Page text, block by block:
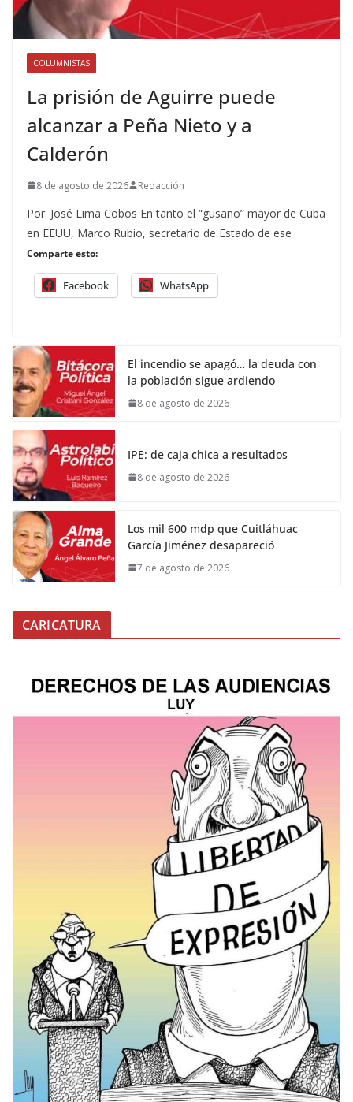
COLUMNISTAS
La prisión de Aguirre puede
alcanzar a Peña Nieto y a
Calderón
8 de agosto de 2026 Redacción
Por: José Lima Cobos En tanto el “gusano” mayor de Cuba
en EEUU, Marco Rubio, secretario de Estado de ese
Comparte esto:
Facebook WhatsApp
El incendio se apagó… la deuda con
la población sigue ardiendo
8 de agosto de 2026
IPE: de caja chica a resultados
8 de agosto de 2026
Los mil 600 mdp que Cuitláhuac
García Jiménez desapareció
7 de agosto de 2026
CARICATURA